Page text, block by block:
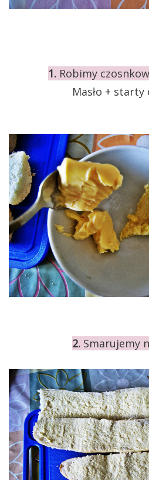
1. Robimy
Masło + starty
2. Smarujemy